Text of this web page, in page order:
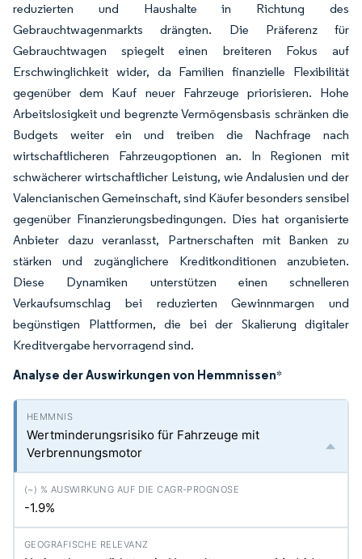
reduzierten und Haushalte in Richtung des
Gebrauchtwagenmarkts drängten. Die Präferenz für
Gebrauchtwagen spiegelt einen breiteren Fokus auf
Erschwinglichkeit wider, da Familien finanzielle Flexibilität
gegenüber dem Kauf neuer Fahrzeuge priorisieren. Hohe
Arbeitslosigkeit und begrenzte Vermögensbasis schränken die
Budgets weiter ein und treiben die Nachfrage nach
wirtschaftlicheren Fahrzeugoptionen an. In Regionen mit
schwächerer wirtschaftlicher Leistung, wie Andalusien und der
Valencianischen Gemeinschaft, sind Käufer besonders sensibel
gegenüber Finanzierungsbedingungen. Dies hat organisierte
Anbieter dazu veranlasst, Partnerschaften mit Banken zu
stärken und zugänglichere Kreditkonditionen anzubieten.
Diese Dynamiken unterstützen einen schnelleren
Verkaufsumschlag bei reduzierten Gewinnmargen und
begünstigen Plattformen, die bei der Skalierung digitaler
Kreditvergabe hervorragend sind.
Analyse der Auswirkungen von Hemmnissen*
Wertminderungsrisiko für Fahrzeuge mit
Verbrennungsmotor
-1.9%